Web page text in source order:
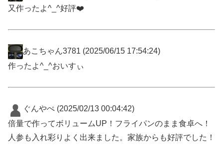
又作ったよ^_^好評❤️
あこちゃん3781 (2025/06/15 17:54:24)
作ったよ^_^おいすぃ
ぐんやぺ (2025/02/13 00:04:42)
倍量で作ってボリュームUP！フライパンのまま食卓へ！
人参も入れ彩りよく出来ました。家族からも好評でした！